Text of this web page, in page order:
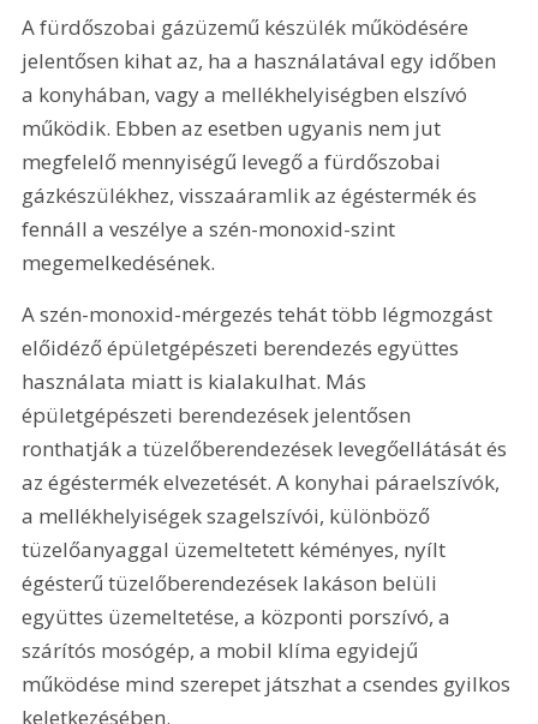
A fürdőszobai gázüzemű készülék működésére
jelentősen kihat az, ha a használatával egy időben
a konyhában, vagy a mellékhelyiségben elszívó
működik. Ebben az esetben ugyanis nem jut
megfelelő mennyiségű levegő a fürdőszobai
gázkészülékhez, visszaáramlik az égéstermék és
fennáll a veszélye a szén-monoxid-szint
megemelkedésének.
A szén-monoxid-mérgezés tehát több légmozgást
előidéző épületgépészeti berendezés együttes
használata miatt is kialakulhat. Más
épületgépészeti berendezések jelentősen
ronthatják a tüzelőberendezések levegőellátását és
az égéstermék elvezetését. A konyhai páraelszívók,
a mellékhelyiségek szagelszívói, különböző
tüzelőanyaggal üzemeltetett kéményes, nyílt
égésterű tüzelőberendezések lakáson belüli
együttes üzemeltetése, a központi porszívó, a
szárítós mosógép, a mobil klíma egyidejű
működése mind szerepet játszhat a csendes gyilkos
keletkezésében.